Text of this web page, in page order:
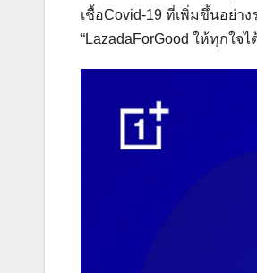
เชื้อCovid-19 ที่เพิ่มขึ้นอย่า
“LazadaForGood ให้ทุกใจไ